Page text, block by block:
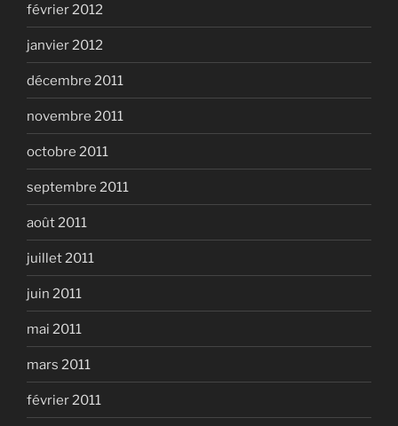
février 2012
janvier 2012
décembre 2011
novembre 2011
octobre 2011
septembre 2011
août 2011
juillet 2011
juin 2011
mai 2011
mars 2011
février 2011